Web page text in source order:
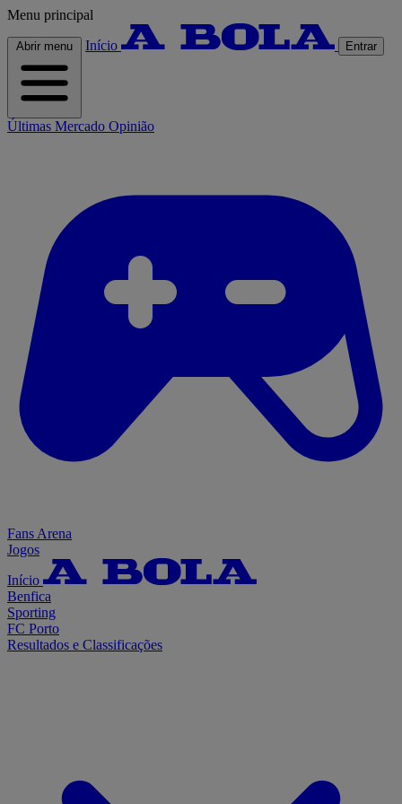
Menu principal
Abrir menu Início Entrar
Últimas Mercado Opinião
Fans Arena
Jogos
Início
Benfica
Sporting
FC Porto
Resultados e Classificações